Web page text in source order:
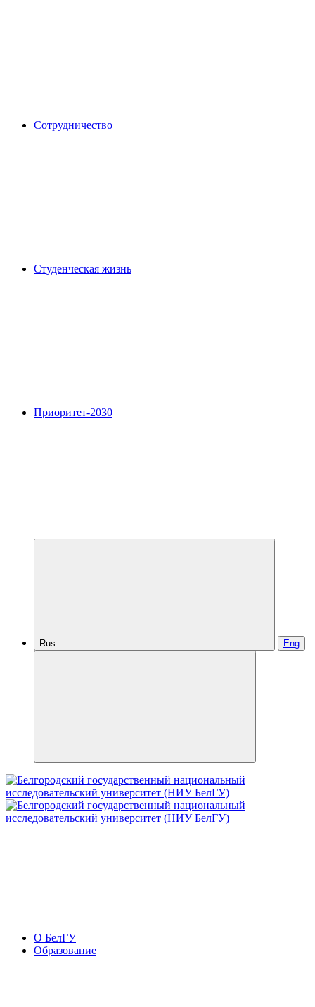
Сотрудничество
Студенческая жизнь
Приоритет-2030
Rus Eng
О БелГУ
Образование